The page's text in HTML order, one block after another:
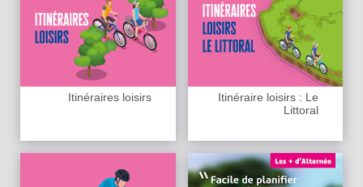
Itinéraires loisirs
Itinéraire loisirs : Le
Littoral